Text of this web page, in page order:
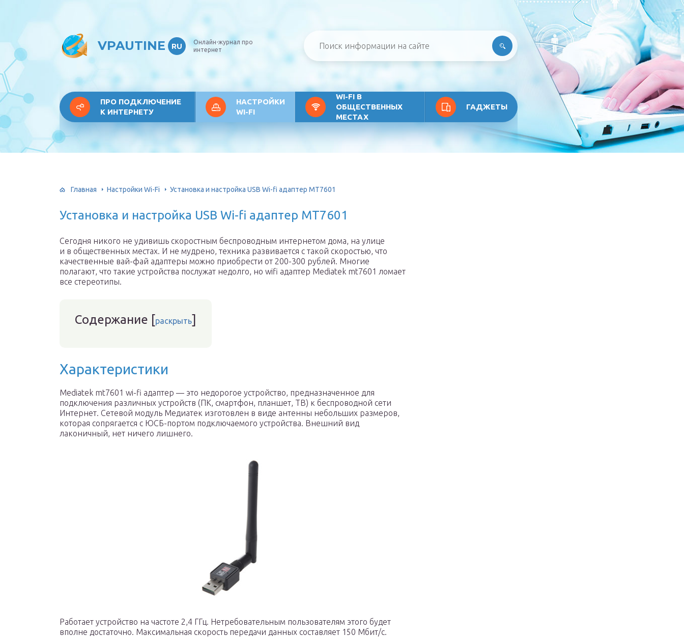
VPAUTINE RU
Онлайн-журнал про
интернет
ПРО ПОДКЛЮЧЕНИЕ
К ИНТЕРНЕТУ
НАСТРОЙКИ
WI-FI
WI-FI В
ОБЩЕСТВЕННЫХ
МЕСТАХ
ГАДЖЕТЫ
Главная Настройки Wi-Fi Установка и настройка USB Wi-fi адаптер MT7601
Установка и настройка USB Wi-fi адаптер MT7601
Сегодня никого не удивишь скоростным беспроводным интернетом дома, на улице
и в общественных местах. И не мудрено, техника развивается с такой скоростью, что
качественные вай-фай адаптеры можно приобрести от 200-300 рублей. Многие
полагают, что такие устройства послужат недолго, но wifi адаптер Mediatek mt7601 ломает
все стереотипы.
Содержание [раскрыть]
Характеристики
Mediatek mt7601 wi-fi адаптер — это недорогое устройство, предназначенное для
подключения различных устройств (ПК, смартфон, планшет, ТВ) к беспроводной сети
Интернет. Сетевой модуль Медиатек изготовлен в виде антенны небольших размеров,
которая сопрягается с ЮСБ-портом подключаемого устройства. Внешний вид
лаконичный, нет ничего лишнего.
Работает устройство на частоте 2,4 ГГц. Нетребовательным пользователям этого будет
вполне достаточно. Максимальная скорость передачи данных составляет 150 Мбит/с.